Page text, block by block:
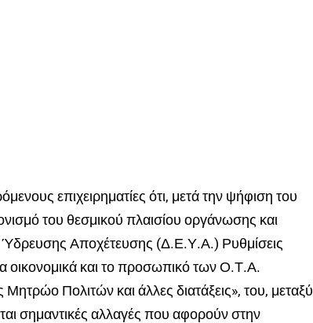
επιχειρηματίες ότι, μετά την ψήφιση του
του θεσμικού πλαισίου οργάνωσης και
Ύδρευσης Αποχέτευσης (Δ.Ε.Υ.Α.) Ρυθμίσεις
οικονομικά και το προσωπικό των Ο.Τ.Α.
Πολιτών και άλλες διατάξεις», του, μεταξύ
σημαντικές αλλαγές που αφορούν στην